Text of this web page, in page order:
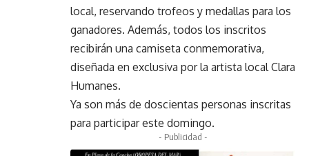
local, reservando trofeos y medallas para los
ganadores. Además, todos los inscritos
recibirán una camiseta conmemorativa,
diseñada en exclusiva por la artista local Clara
Humanes.
Ya son más de doscientas personas inscritas
para participar este domingo.
- Publicidad -